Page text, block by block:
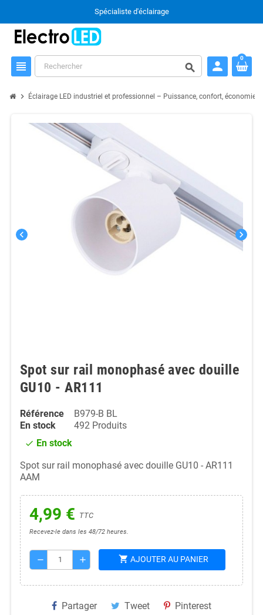
Spécialiste d'éclairage
view_headline search person
0
chevron_right Éclairage LED industriel et professionnel – Puissance, confort, économie
chevron_left chevron_right
Spot sur rail monophasé avec douille
GU10 - AR111
Référence
B979-B BL
En stock
492 Produits
check En stock
Spot sur rail monophasé avec douille GU10 - AR111
AAM
4,99 € TTC
Recevez-le dans les 48/72 heures.
remove add shopping_cart AJOUTER AU PANIER
Partager Tweet Pinterest